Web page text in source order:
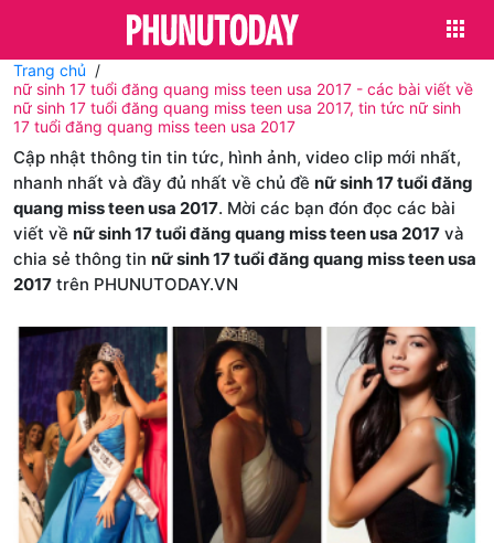
Trang chủ
nữ sinh 17 tuổi đăng quang miss teen usa 2017 - các bài viết về
nữ sinh 17 tuổi đăng quang miss teen usa 2017, tin tức nữ sinh
17 tuổi đăng quang miss teen usa 2017
Cập nhật thông tin tin tức, hình ảnh, video clip mới nhất,
nhanh nhất và đầy đủ nhất về chủ đề nữ sinh 17 tuổi đăng
quang miss teen usa 2017. Mời các bạn đón đọc các bài
viết về nữ sinh 17 tuổi đăng quang miss teen usa 2017 và
chia sẻ thông tin nữ sinh 17 tuổi đăng quang miss teen usa
2017 trên PHUNUTODAY.VN